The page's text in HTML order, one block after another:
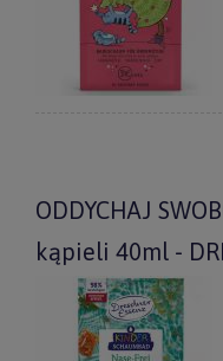
ODDYCHAJ
kąpieli 40ml -